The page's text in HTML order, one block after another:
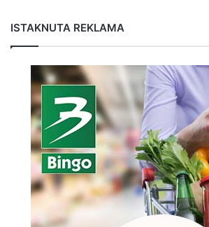
ISTAKNUTA REKLAMA